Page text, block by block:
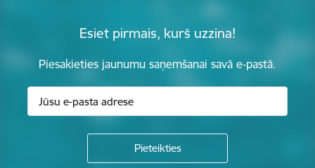
Esiet pirmais, kurš uzzina!
Piesakieties jaunumu saņemšanai savā e-pastā.